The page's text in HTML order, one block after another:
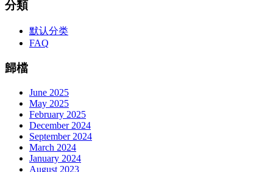
分類
默认分类
FAQ
歸檔
June 2025
May 2025
February 2025
December 2024
September 2024
March 2024
January 2024
August 2023